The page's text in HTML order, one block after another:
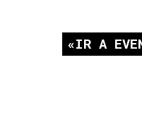
IR A